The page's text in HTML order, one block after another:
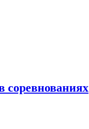
соревнованиях